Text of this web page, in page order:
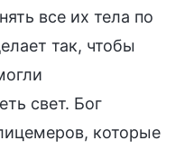
все их тела по
так, чтобы
свет. Бог
которые